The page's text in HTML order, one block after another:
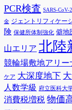
PCR検査 SARS-CoV-
金 ジェントリフィケー
険 保健所体制強化 僻地
山エリア 北陸
競輪場敷地アリー
ケア 大深度地下
人数学級 府立医科大
消費税増税 物価